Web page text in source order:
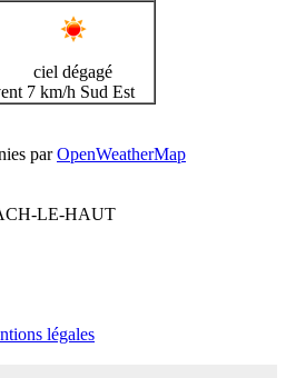
ciel dégagé
7 km/h Sud Est
parOpenWeatherMap
LE-HAUT
légales